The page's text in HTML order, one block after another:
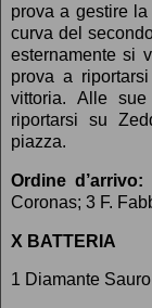
prova a gestire
curva del
esternamente si
prova a
vittoria. Alle
riportarsi su
piazza.
Ordine d’arrivo:
Coronas; 3 F.
X BATTERIA
1 Diamante